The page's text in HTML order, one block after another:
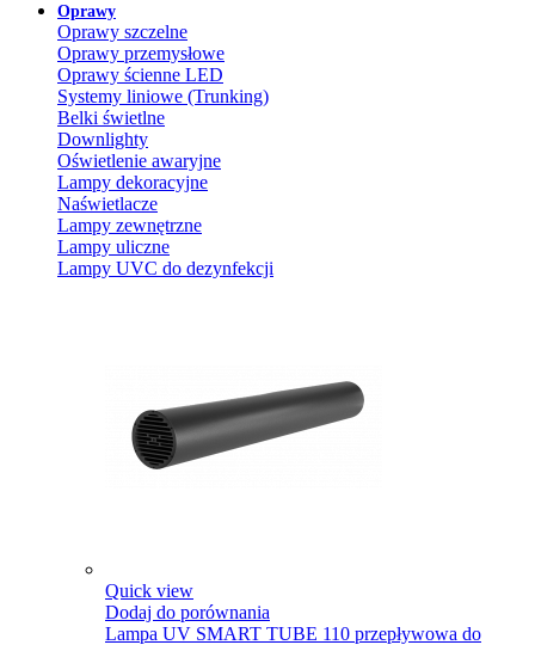
Oprawy
Oprawy szczelne
Oprawy przemysłowe
Oprawy ścienne LED
Systemy liniowe (Trunking)
Belki świetlne
Downlighty
Oświetlenie awaryjne
Lampy dekoracyjne
Naświetlacze
Lampy zewnętrzne
Lampy uliczne
Lampy UVC do dezynfekcji
Quick view
Dodaj do porównania
Lampa UV SMART TUBE 110 przepływowa do